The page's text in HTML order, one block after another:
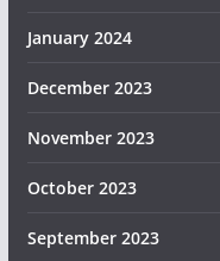
January 2024
December 2023
November 2023
October 2023
September 2023